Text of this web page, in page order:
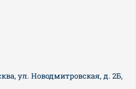
ул. Новодмитровская, д. 2Б,